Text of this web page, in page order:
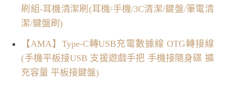
刷組-耳機清潔刷(耳機/手機/3C清潔/鍵盤/筆電清
潔/鍵盤刷)
【AMA】Type-C轉USB充電數據線 OTG轉接線
(手機平板接USB 支援遊戲手把 手機接隨身碟 擴
充容量 平板接鍵盤)